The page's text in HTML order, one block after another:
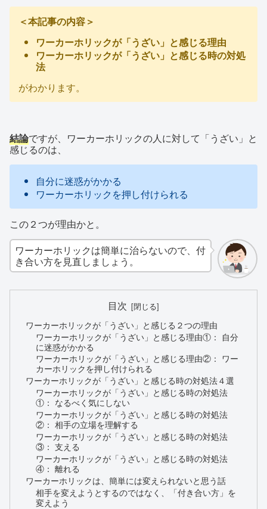
＜本記事の内容＞
ワーカーホリックが「うざい」と感じる理由
ワーカーホリックが「うざい」と感じる時の対処
法
がわかります。
結論ですが、ワーカーホリックの人に対して「うざい」と
感じるのは、
自分に迷惑がかかる
ワーカーホリックを押し付けられる
この２つが理由かと。
ワーカーホリックは簡単に治らないので、付
き合い方を見直しましょう。
目次
ワーカーホリックが「うざい」と感じる２つの理由
ワーカーホリックが「うざい」と感じる理由①： 自分
に迷惑がかかる
ワーカーホリックが「うざい」と感じる理由②： ワー
カーホリックを押し付けられる
ワーカーホリックが「うざい」と感じる時の対処法４選
ワーカーホリックが「うざい」と感じる時の対処法
①： なるべく気にしない
ワーカーホリックが「うざい」と感じる時の対処法
②： 相手の立場を理解する
ワーカーホリックが「うざい」と感じる時の対処法
③： 支える
ワーカーホリックが「うざい」と感じる時の対処法
④： 離れる
ワーカーホリックは、簡単には変えられないと思う話
相手を変えようとするのではなく、「付き合い方」を
変えよう